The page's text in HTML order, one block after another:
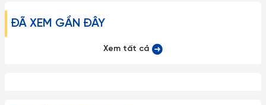
ĐÃ XEM GẦN ĐÂY
Xem tất cả